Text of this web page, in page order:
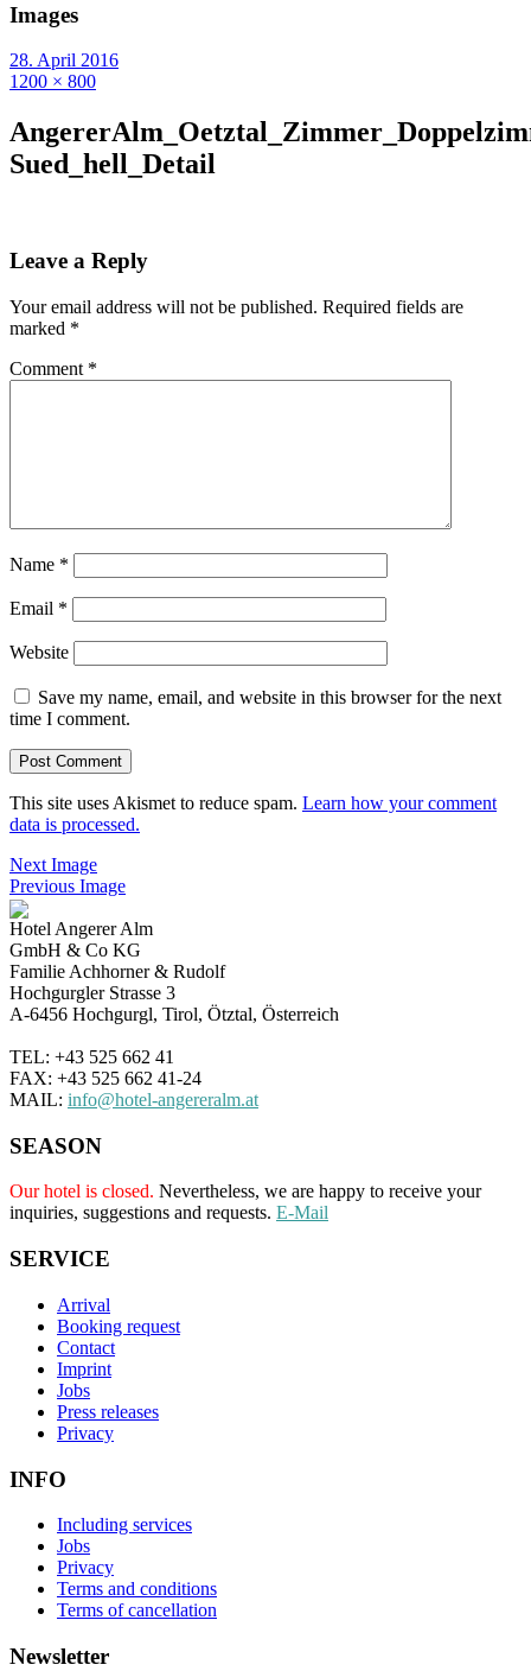
Images
28. April 2016
1200 × 800
Sued_hell_Detail
Leave a Reply
Your email address will not be published. Required fields are
marked *
Comment *
Name *
Email *
Website
Save my name, email, and website in this browser for the next
time I comment.
This site uses Akismet to reduce spam. Learn how your comment
data is processed.
Next Image
Previous Image
Hotel Angerer Alm
GmbH & Co KG
Familie Achhorner & Rudolf
Hochgurgler Strasse 3
A-6456 Hochgurgl, Tirol, Ötztal, Österreich
TEL: +43 525 662 41
FAX: +43 525 662 41-24
MAIL: info@hotel-angereralm.at
SEASON
Our hotel is closed. Nevertheless, we are happy to receive your
inquiries, suggestions and requests. E-Mail
SERVICE
Arrival
Booking request
Contact
Imprint
Jobs
Press releases
Privacy
INFO
Including services
Jobs
Privacy
Terms and conditions
Terms of cancellation
Newsletter